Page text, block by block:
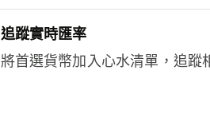
追蹤實時匯率
將首選貨幣加入心水清單，追蹤